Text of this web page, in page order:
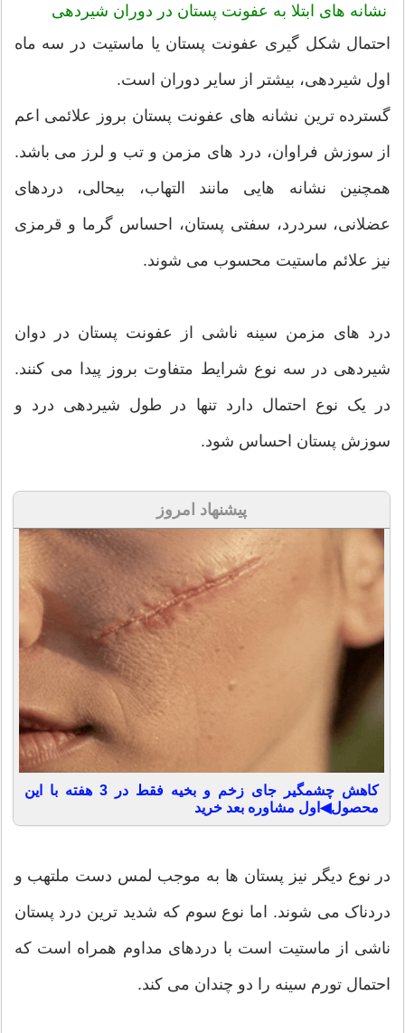
نشانه های ابتلا به عفونت پستان در دوران شیردهی
احتمال شکل گیری عفونت پستان یا ماستیت در سه ماه
اول شیردهی، بیشتر از سایر دوران است.
گسترده ترین نشانه های عفونت پستان بروز علائمی اعم
از سوزش فراوان، درد های مزمن و تب و لرز می باشد.
همچنین نشانه هایی مانند التهاب، بیحالی، دردهای
عضلانی، سردرد، سفتی پستان، احساس گرما و قرمزی
نیز علائم ماستیت محسوب می شوند.
درد های مزمن سینه ناشی از عفونت پستان در دوان
شیردهی در سه نوع شرایط متفاوت بروز پیدا می کنند.
در یک نوع احتمال دارد تنها در طول شیردهی درد و
سوزش پستان احساس شود.
پیشنهاد امروز
کاهش چشمگیر جای زخم و بخیه فقط در 3 هفته با این
محصول◀اول مشاوره بعد خرید
در نوع دیگر نیز پستان ها به موجب لمس دست ملتهب و
دردناک می شوند. اما نوع سوم که شدید ترین درد پستان
ناشی از ماستیت است با دردهای مداوم همراه است که
احتمال تورم سینه را دو چندان می کند.